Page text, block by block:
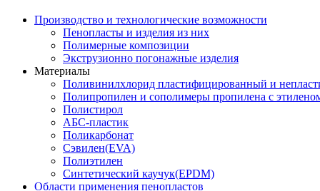
Производство и технологические возможности
Пенопласты и изделия из них
Полимерные композиции
Экструзионно погонажные изделия
Материалы
Поливинилхлорид пластифицированный и
Полипропилен и сополимеры пропилена с
Полистирол
АБС-пластик
Поликарбонат
Сэвилен(EVA)
Полиэтилен
Синтетический каучук(EPDM)
Области применения пенопластов